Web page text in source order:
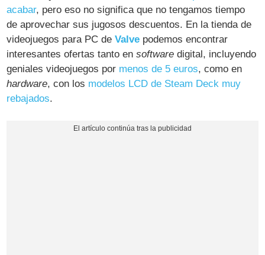
acabar, pero eso no significa que no tengamos tiempo
de aprovechar sus jugosos descuentos. En la tienda de
videojuegos para PC deValve podemos encontrar
interesantes ofertas tanto ensoftware digital, incluyendo
geniales videojuegos por menos de 5 euros, como en
hardware, con los modelos LCD de Steam Deck muy
rebajados.